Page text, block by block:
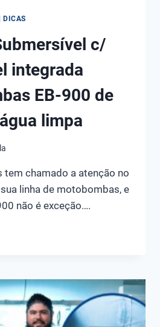
DICAS
c/
integrada
EB-900 de
limpa
tem chamado a atenção no
linha de motobombas, e
não é exceção….